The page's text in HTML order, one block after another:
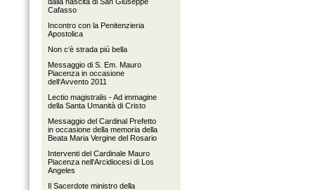
Cafasso
Incontro con la Penitenzieria
Apostolica
Non c‘è strada più bella
Messaggio di S. Em. Mauro
Piacenza in occasione
dell‘Avvento 2011
Lectio magistralis - Ad immagine
della Santa Umanità di Cristo
Messaggio del Cardinal Prefetto
in occasione della memoria della
Beata Maria Vergine del Rosario
Interventi del Cardinale Mauro
Piacenza nell‘Arcidiocesi di Los
Angeles
Il Sacerdote ministro della